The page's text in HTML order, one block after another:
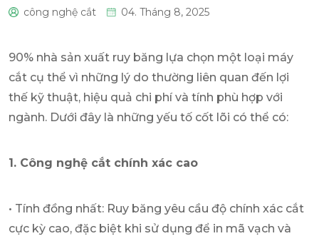
công nghệ cắt 04. Tháng 8, 2025
90% nhà sản xuất ruy băng lựa chọn một loại máy
cắt cụ thể vì những lý do thường liên quan đến lợi
thế kỹ thuật, hiệu quả chi phí và tính phù hợp với
ngành. Dưới đây là những yếu tố cốt lõi có thể có:
1. Công nghệ cắt chính xác cao
• Tính đồng nhất: Ruy băng yêu cầu độ chính xác cắt
cực kỳ cao, đặc biệt khi sử dụng để in mã vạch và